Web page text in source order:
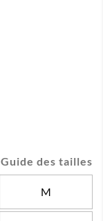
Guide des tailles
M